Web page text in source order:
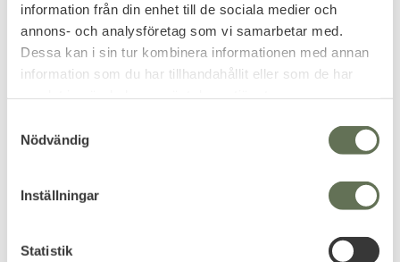
information från din enhet till de sociala medier och
annons- och analysföretag som vi samarbetar med.
Dessa kan i sin tur kombinera informationen med annan
information som du har tillhandahållit eller som de har
Nödvändig
Inställningar
Statistik
Adventure Worx
Sovsäck Kakoon HiAlti
-27
Baffelväggs-konstruktion för
att behålla värmen.
Sovsäck Sommar
Woodland 0C
Tvåvägsdragkedja med
värmeskydd.